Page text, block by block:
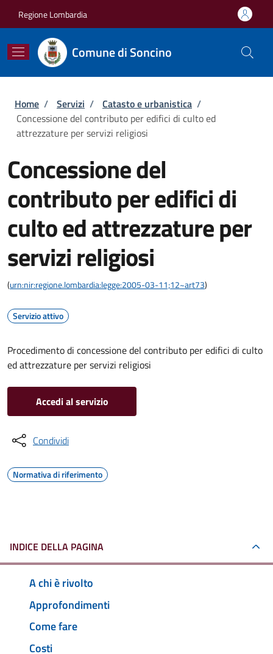
Regione Lombardia
Comune di Soncino
Briciole di pane
Home / Servizi / Catasto e urbanistica /
Concessione del contributo per edifici di culto ed
attrezzature per servizi religiosi
Concessione del
contributo per edifici di
culto ed attrezzature per
servizi religiosi
(urn:nir:regione.lombardia:legge:2005-03-11;12~art73)
Servizio attivo
Procedimento di concessione del contributo per edifici di culto
ed attrezzature per servizi religiosi
Accedi al servizio
Condividi
Normativa di riferimento
INDICE DELLA PAGINA
A chi è rivolto
Approfondimenti
Come fare
Costi